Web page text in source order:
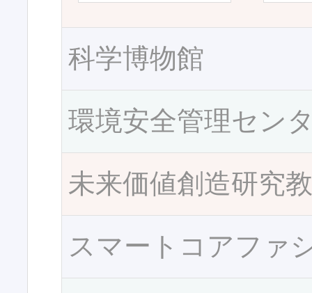
科学博物館
環境安全管理セン
未来価値創造研究
スマートコアファ